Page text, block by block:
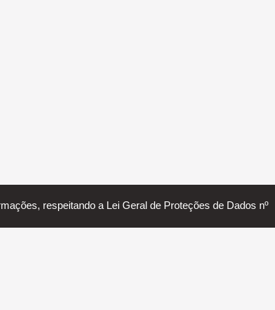
respeitando a Lei Geral de Proteções de Dados nº